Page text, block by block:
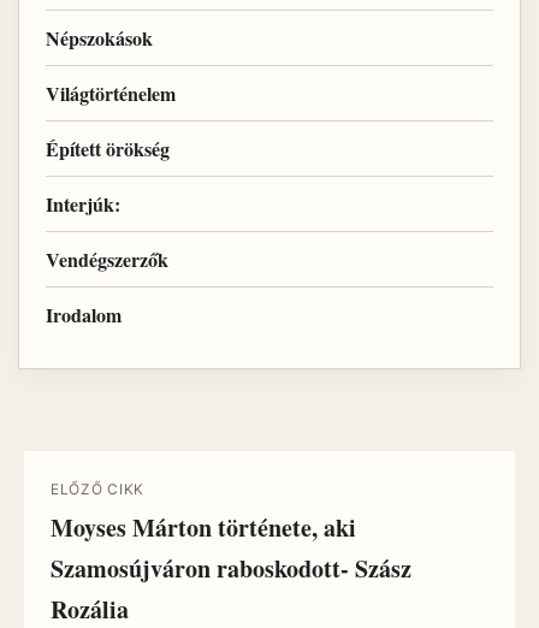
Népszokások
Világtörténelem
Épített örökség
Interjúk:
Vendégszerzők
Irodalom
ELŐZŐ CIKK
Moyses Márton története, aki
Szamosújváron raboskodott- Szász
Rozália